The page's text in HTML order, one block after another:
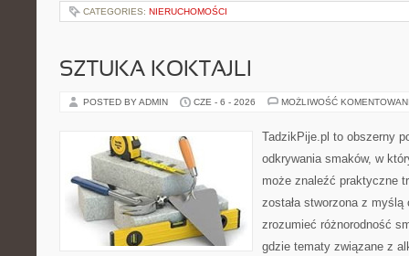
CATEGORIES: NIERUCHOMOŚCI
SZTUKA KOKTAJLI
POSTED BY ADMIN CZE - 6 - 2026 MOŻLIWOŚĆ
TadzikPije.pl to obszerny
odkrywania smaków, w
może znaleźć praktyczne
została stworzona z
zrozumieć różnorodność
gdzie tematy związane z